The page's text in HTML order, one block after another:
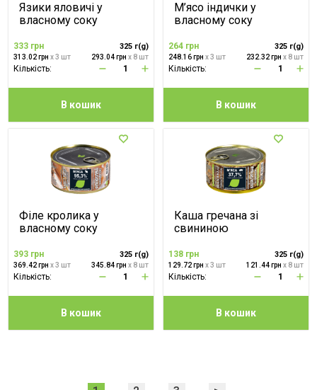
Язики яловичі у
власному соку
333 грн 325 г(g)
313.02 грн x 3 шт 293.04 грнx 8 шт
Кількість:
В кошик
М’ясо індички у
власному соку
264 грн 325 г(g)
248.16 грн x 3 шт 232.32 грнx 8 шт
Кількість:
В кошик
Філе кролика у
власному соку
393 грн 325 г(g)
369.42 грн x 3 шт 345.84 грнx 8 шт
Кількість:
В кошик
Каша гречана зі
свининою
138 грн 325 г(g)
129.72 грн x 3 шт 121.44 грнx 8 шт
Кількість:
В кошик